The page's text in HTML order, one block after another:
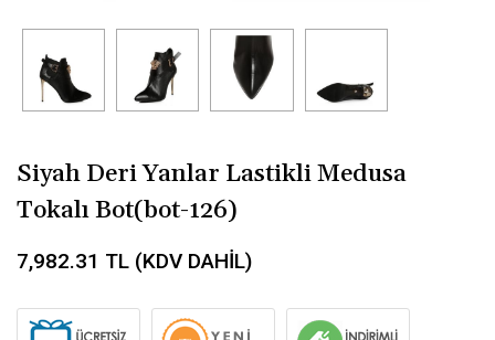
Siyah Deri Yanlar Lastikli Medusa
Tokalı Bot(bot-126)
7,982.31 TL (KDV DAHİL)